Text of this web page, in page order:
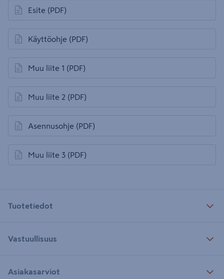
Esite (PDF)
avautuu uuteen välilehteen
Käyttöohje (PDF)
avautuu uuteen välilehteen
Muu liite 1 (PDF)
avautuu uuteen välilehteen
Muu liite 2 (PDF)
avautuu uuteen välilehteen
Asennusohje (PDF)
avautuu uuteen välilehteen
Muu liite 3 (PDF)
avautuu uuteen välilehteen
Tuotetiedot
Vastuullisuus
Asiakasarviot